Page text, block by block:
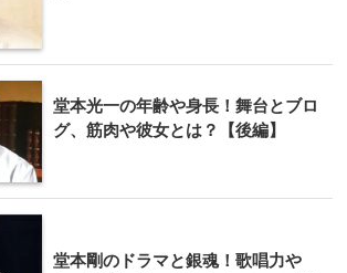
堂本光一の年齢や身長！舞台とブロ
グ、筋肉や彼女とは？【後編】
堂本剛のドラマと銀魂！歌唱力や